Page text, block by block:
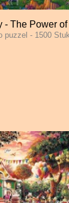
The Power
puzzel - 1500